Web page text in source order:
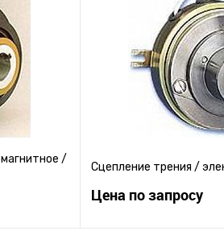
Купить в 1 клик
В избранное
/
Сцепление трения /
Цена по запросу